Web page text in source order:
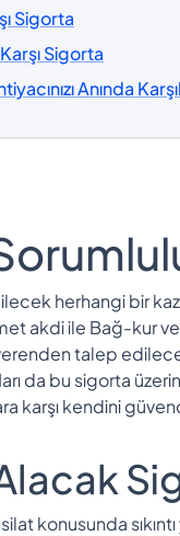
Sigorta
Sigorta
Anında
herhangi bir
akdi ile Bağ-kur
talep
da bu sigorta
karşı kendini
konusunda